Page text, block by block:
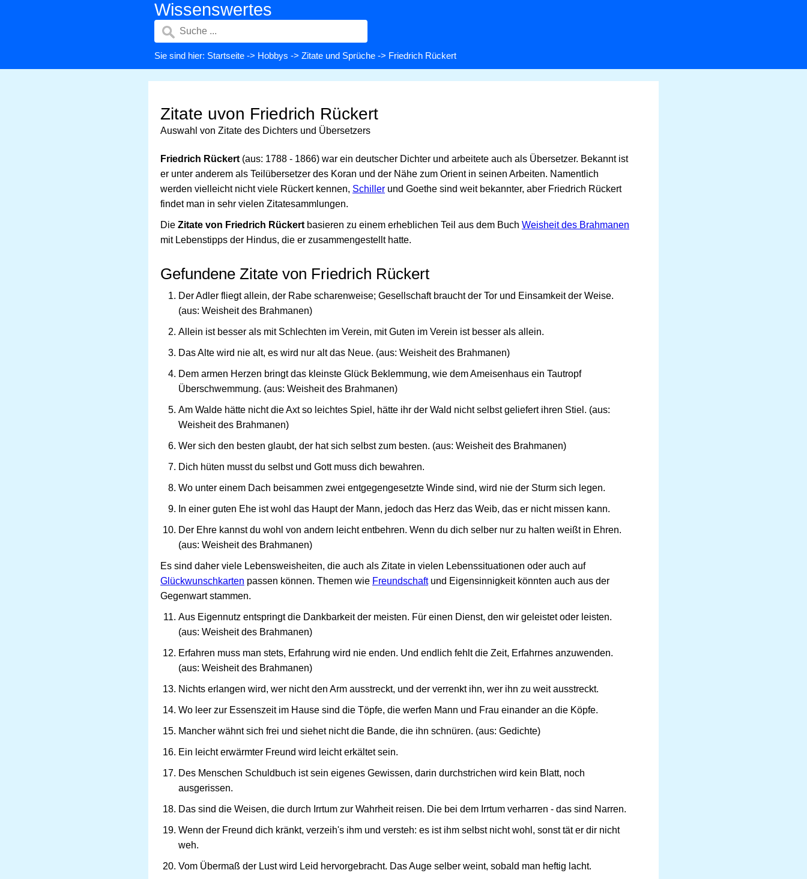
Wissenswertes
Sie sind hier: Startseite -> Hobbys -> Zitate und Sprüche -> Friedrich Rückert
Zitate uvon Friedrich Rückert
Auswahl von Zitate des Dichters und Übersetzers
Friedrich Rückert (aus: 1788 - 1866) war ein deutscher Dichter und arbeitete auch als Übersetzer. Bekannt ist
er unter anderem als Teilübersetzer des Koran und der Nähe zum Orient in seinen Arbeiten. Namentlich
werden vielleicht nicht viele Rückert kennen, Schiller und Goethe sind weit bekannter, aber Friedrich Rückert
findet man in sehr vielen Zitatesammlungen.
Die Zitate von Friedrich Rückert basieren zu einem erheblichen Teil aus dem Buch Weisheit des Brahmanen
mit Lebenstipps der Hindus, die er zusammengestellt hatte.
Gefundene Zitate von Friedrich Rückert
Der Adler fliegt allein, der Rabe scharenweise; Gesellschaft braucht der Tor und Einsamkeit der Weise.
(aus: Weisheit des Brahmanen)
Allein ist besser als mit Schlechten im Verein, mit Guten im Verein ist besser als allein.
Das Alte wird nie alt, es wird nur alt das Neue. (aus: Weisheit des Brahmanen)
Dem armen Herzen bringt das kleinste Glück Beklemmung, wie dem Ameisenhaus ein Tautropf
Überschwemmung. (aus: Weisheit des Brahmanen)
Am Walde hätte nicht die Axt so leichtes Spiel, hätte ihr der Wald nicht selbst geliefert ihren Stiel. (aus:
Weisheit des Brahmanen)
Wer sich den besten glaubt, der hat sich selbst zum besten. (aus: Weisheit des Brahmanen)
Dich hüten musst du selbst und Gott muss dich bewahren.
Wo unter einem Dach beisammen zwei entgegengesetzte Winde sind, wird nie der Sturm sich legen.
In einer guten Ehe ist wohl das Haupt der Mann, jedoch das Herz das Weib, das er nicht missen kann.
Der Ehre kannst du wohl von andern leicht entbehren. Wenn du dich selber nur zu halten weißt in Ehren.
(aus: Weisheit des Brahmanen)
Es sind daher viele Lebensweisheiten, die auch als Zitate in vielen Lebenssituationen oder auch auf
Glückwunschkarten passen können. Themen wie Freundschaftund Eigensinnigkeit könnten auch aus der
Gegenwart stammen.
Aus Eigennutz entspringt die Dankbarkeit der meisten. Für einen Dienst, den wir geleistet oder leisten.
(aus: Weisheit des Brahmanen)
Erfahren muss man stets, Erfahrung wird nie enden. Und endlich fehlt die Zeit, Erfahrnes anzuwenden.
(aus: Weisheit des Brahmanen)
Nichts erlangen wird, wer nicht den Arm ausstreckt, und der verrenkt ihn, wer ihn zu weit ausstreckt.
Wo leer zur Essenszeit im Hause sind die Töpfe, die werfen Mann und Frau einander an die Köpfe.
Mancher wähnt sich frei und siehet nicht die Bande, die ihn schnüren. (aus: Gedichte)
Ein leicht erwärmter Freund wird leicht erkältet sein.
Des Menschen Schuldbuch ist sein eigenes Gewissen, darin durchstrichen wird kein Blatt, noch
ausgerissen.
Das sind die Weisen, die durch Irrtum zur Wahrheit reisen. Die bei dem Irrtum verharren - das sind Narren.
Wenn der Freund dich kränkt, verzeih's ihm und versteh: es ist ihm selbst nicht wohl, sonst tät er dir nicht
weh.
Vom Übermaß der Lust wird Leid hervorgebracht. Das Auge selber weint, sobald man heftig lacht.